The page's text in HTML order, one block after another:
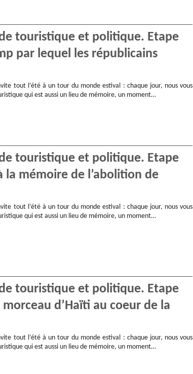
touristique et politique. Etape
par lequel les républicains
tout l’été à un tour du monde estival : chaque jour, nous vous
qui est aussi un lieu de mémoire, un moment…
touristique et politique. Etape
la mémoire de l’abolition de
tout l’été à un tour du monde estival : chaque jour, nous vous
qui est aussi un lieu de mémoire, un moment…
touristique et politique. Etape
d’Haïti au coeur de la
tout l’été à un tour du monde estival : chaque jour, nous vous
qui est aussi un lieu de mémoire, un moment…